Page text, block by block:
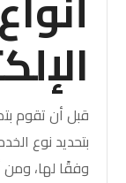
قبل أن تقوم
بتحديد نوع
وفقًا لها، ومن